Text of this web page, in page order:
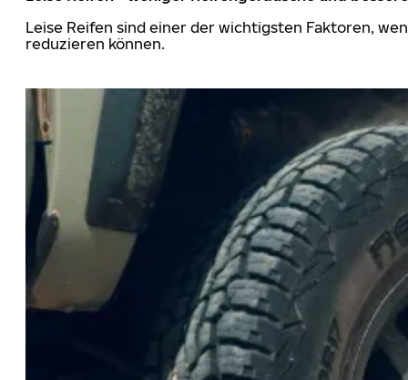
Leise Reifen sind einer der wichtigsten Faktoren,
reduzieren können.